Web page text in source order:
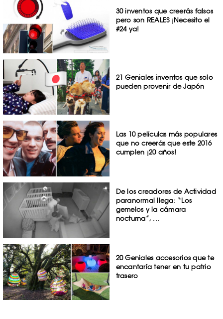
30 inventos que creerás falsos
pero son REALES ¡Necesito el
#24 ya!
21 Geniales inventos que solo
pueden provenir de Japón
Las 10 películas más populares
que no creerás que este 2016
cumplen ¡20 años!
De los creadores de Actividad
paranormal llega: “Los
gemelos y la cámara
nocturna”, ...
20 Geniales accesorios que te
encantaría tener en tu patrio
trasero